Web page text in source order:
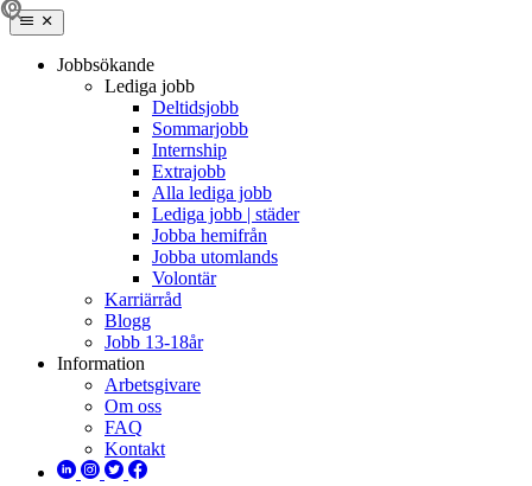
Jobbsökande
Lediga jobb
Deltidsjobb
Sommarjobb
Internship
Extrajobb
Alla lediga jobb
Lediga jobb | städer
Jobba hemifrån
Jobba utomlands
Volontär
Karriärråd
Blogg
Jobb 13-18år
Information
Arbetsgivare
Om oss
FAQ
Kontakt